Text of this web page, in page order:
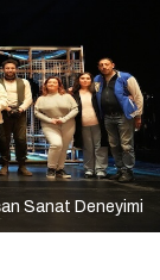
Sanat Deneyimi